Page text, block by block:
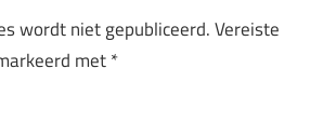
wordt niet gepubliceerd.Vereiste
met*